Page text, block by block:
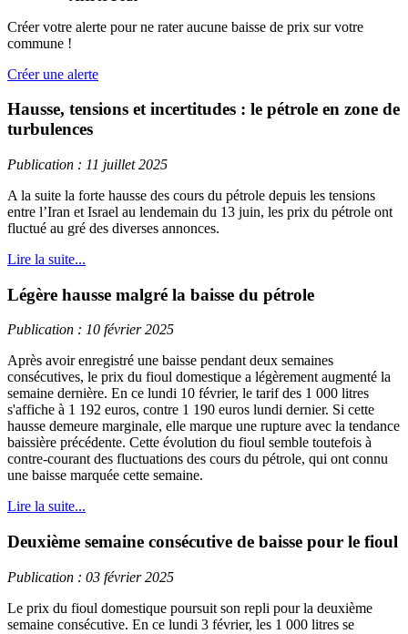
Créer votre alerte pour ne rater aucune baisse de prix sur votre
commune !
Créer une alerte
Hausse, tensions et incertitudes : le pétrole en zone de
turbulences
Publication : 11 juillet 2025
A la suite la forte hausse des cours du pétrole depuis les tensions
entre l’Iran et Israel au lendemain du 13 juin, les prix du pétrole ont
fluctué au gré des diverses annonces.
Lire la suite...
Légère hausse malgré la baisse du pétrole
Publication : 10 février 2025
Après avoir enregistré une baisse pendant deux semaines
consécutives, le prix du fioul domestique a légèrement augmenté la
semaine dernière. En ce lundi 10 février, le tarif des 1 000 litres
s'affiche à 1 192 euros, contre 1 190 euros lundi dernier. Si cette
hausse demeure marginale, elle marque une rupture avec la tendance
baissière précédente. Cette évolution du fioul semble toutefois à
contre-courant des fluctuations des cours du pétrole, qui ont connu
une baisse marquée cette semaine.
Lire la suite...
Deuxième semaine consécutive de baisse pour le fioul
Publication : 03 février 2025
Le prix du fioul domestique poursuit son repli pour la deuxième
semaine consécutive. En ce lundi 3 février, les 1 000 litres se